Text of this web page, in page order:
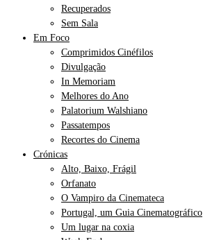
Recuperados
Sem Sala
Em Foco
Comprimidos Cinéfilos
Divulgação
In Memoriam
Melhores do Ano
Palatorium Walshiano
Passatempos
Recortes do Cinema
Crónicas
Alto, Baixo, Frágil
Orfanato
O Vampiro da Cinemateca
Portugal, um Guia Cinematográfico
Um lugar na coxia